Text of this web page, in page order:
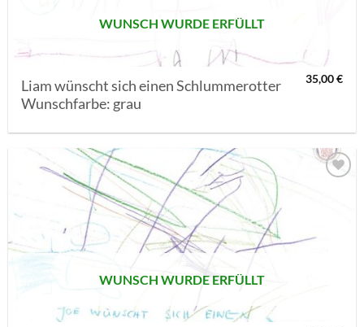
WUNSCH WURDE ERFÜLLT
Liam wünscht sich einen Schlummerotter
Wunschfarbe: grau
35,00€
WUNSCH WURDE ERFÜLLT